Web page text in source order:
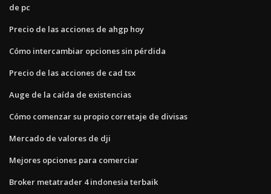
de pc
Precio de las acciones de ahgp hoy
Cómo intercambiar opciones sin pérdida
Precio de las acciones de cad tsx
Auge de la caída de existencias
Cómo comenzar su propio corretaje de divisas
Mercado de valores de dji
Mejores opciones para comerciar
Broker metatrader 4 indonesia terbaik